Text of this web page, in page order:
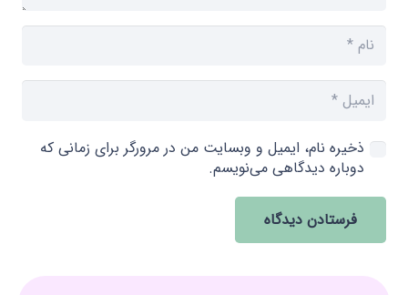
ذخیره نام، ایمیل و وبسایت من در مرورگر برای زمانی که
دوباره دیدگاهی می‌نویسم.
فرستادن دیدگاه